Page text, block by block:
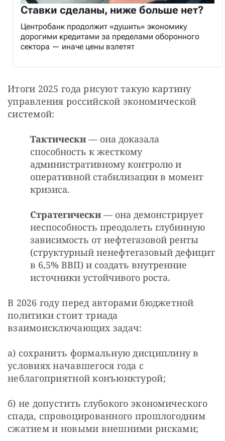
Ставки сделаны, ниже больше нет?
Центробанк продолжит «душить» экономику
дорогими кредитами за пределами оборонного
сектора — иначе цены взлетят
Итоги 2025 года рисуют такую картину
управления российской экономической
системой:
Тактически — она доказала
способность к жесткому
административному контролю и
оперативной стабилизации в момент
кризиса.
Стратегически — она демонстрирует
неспособность преодолеть глубинную
зависимость от нефтегазовой ренты
(структурный ненефтегазовый дефицит
в 6,5% ВВП) и создать внутренние
источники устойчивого роста.
В 2026 году перед авторами бюджетной
политики стоит триада
взаимоисключающих задач:
а) сохранить формальную дисциплину в
условиях начавшегося года с
неблагоприятной конъюнктурой;
б) не допустить глубокого экономического
спада, спровоцированного прошлогодним
сжатием и новыми внешними рисками;